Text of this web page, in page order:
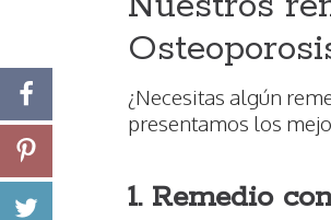
¿Necesitas algún
presentamos los
1. Remedio